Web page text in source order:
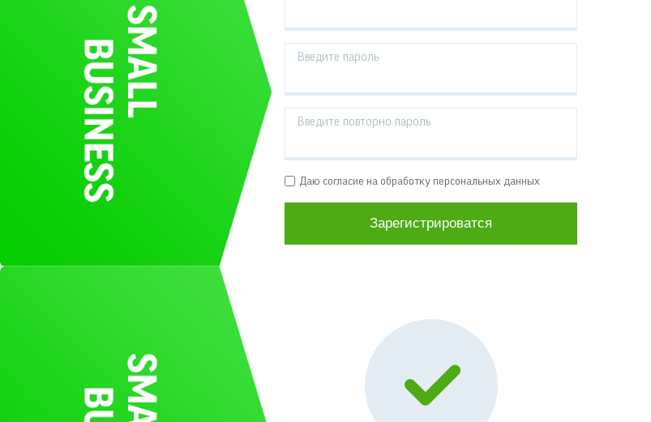
Введите пароль
Введите повторно пароль
Даю согласие на обработку персональных данных